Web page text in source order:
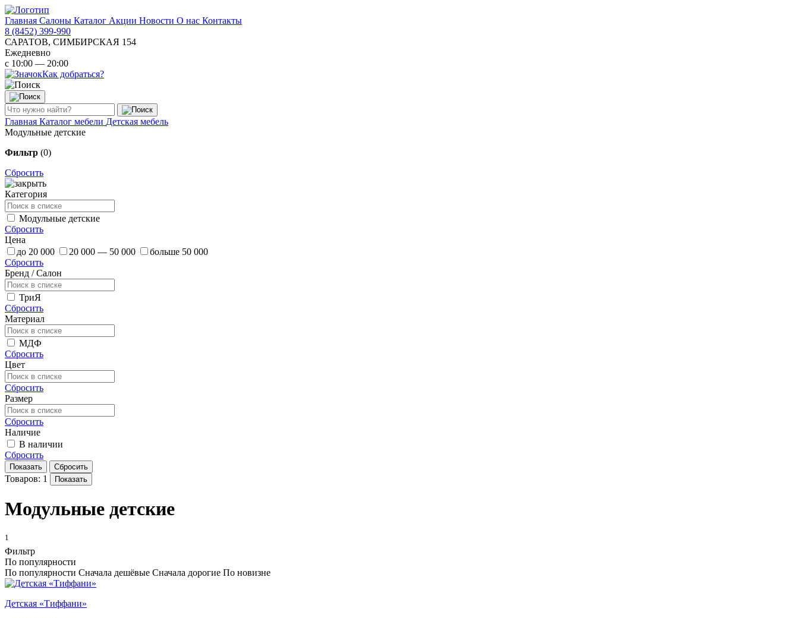
Главная Салоны Каталог Акции Новости О нас Контакты
8 (8452) 399-990
САРАТОВ, СИМБИРСКАЯ 154
Ежедневно
с 10:00 — 20:00
Как добраться?
Главная Каталог мебели Детская мебель
Модульные детские
Фильтр (0)
Сбросить
Категория
Модульные детские
Сбросить
Цена
до 20 000
20 000 — 50 000
больше 50 000
Сбросить
Бренд / Салон
ТриЯ
Сбросить
Материал
МДФ
Сбросить
Цвет
Сбросить
Размер
Сбросить
Наличие
В наличии
Сбросить
Показать Сбросить
Товаров: 1 Показать
Модульные детские
1
Фильтр
По популярности
По популярности Сначала дешёвые Сначала дорогие По новизне
Детская «Тиффани»